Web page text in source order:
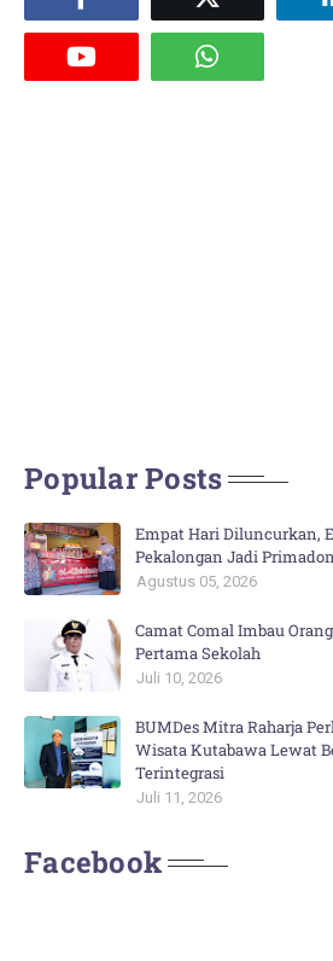
Popular Posts
Empat Hari Diluncurkan,
Pekalongan Jadi
Agustus 05, 2026
Camat Comal Imbau
Pertama Sekolah
Juli 10, 2026
BUMDes Mitra Raharja
Wisata Kutabawa Lewat
Terintegrasi
Juli 11, 2026
Facebook